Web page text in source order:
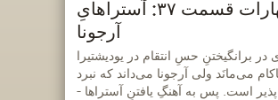
ماهابهارات قسمت ۳۷: آستراهایِ
آرجونا
در برانگیختنِ حسِ انتقام در یودیشتیرا
می‌مانَد ولی آرجونا می‌داند که نبرد
است. پس به آهنگِ یافتنِ آستراها -